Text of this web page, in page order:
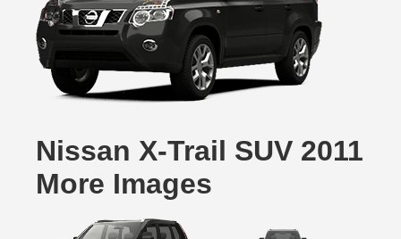
Nissan X-Trail SUV 2011
More Images